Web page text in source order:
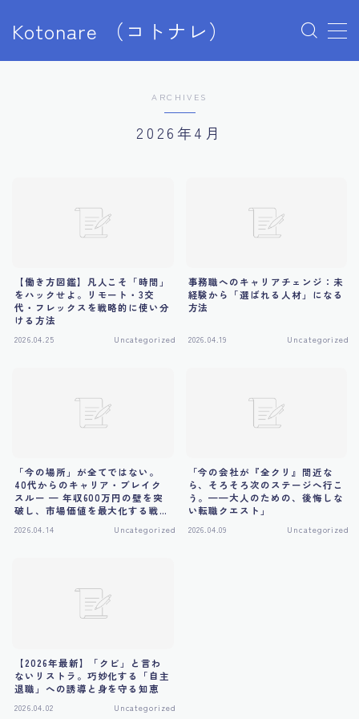
Kotonare （コトナレ）
MENU
デモプリセット記事 #5
デモプリセット記事 Part04
デモプリセット記事 Part07
デモプリセット記事 Part10
デモプリセット記事 Part10
デモプリセット記事 Part13
プライバシーポリシー
マイアカウント
利用規約／特定商取引法に基づく表記
学歴なし・才能なしからホワイト大手へ。人生の収入基
有料記事の決済完了ページ
運営者情報
ARCHIVES
2026年4月
【働き方図鑑】凡人こそ「時間」
をハックせよ。リモート・3交
代・フレックスを戦略的に使い分
ける方法
2026.04.25 Uncategorized
事務職へのキャリアチェンジ：未
経験から「選ばれる人材」になる
方法
2026.04.19 Uncategorized
「今の場所」が全てではない。
40代からのキャリア・ブレイク
スルー — 年収600万円の壁を突
破し、市場価値を最大化する戦略
2026.04.14 Uncategorized
「今の会社が『全クリ』間近な
ら、そろそろ次のステージへ行こ
う。——大人のための、後悔しな
い転職クエスト」
2026.04.09 Uncategorized
【2026年最新】「クビ」と言わ
ないリストラ。巧妙化する「自主
退職」への誘導と身を守る知恵
2026.04.02 Uncategorized